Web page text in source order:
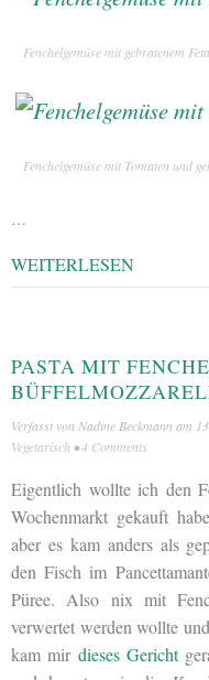
Fenchelgemüse mit gebratenem
Fenchelgemüse mit Tomaten und
…
WEITERLESEN
PASTA MIT
Verfasst von Nadine Beckmann am
Vegetarisch •4 Comments
Eigentlich wollte ich den
Wochenmarkt gekauft
aber es kam anders als
den Fisch im
Püree. Also nix mit
verwertet werden wollte
kam mir dieses Gericht